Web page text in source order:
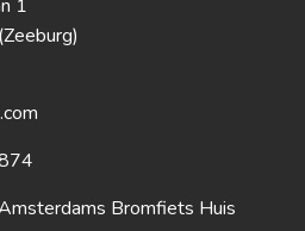
1
Bromfiets Huis